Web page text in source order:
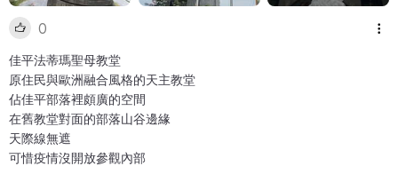
0
佳平法蒂瑪聖母教堂
原住民與歐洲融合風格的天主教堂
佔佳平部落裡頗廣的空間
在舊教堂對面的部落山谷邊緣
天際線無遮
可惜疫情沒開放參觀內部